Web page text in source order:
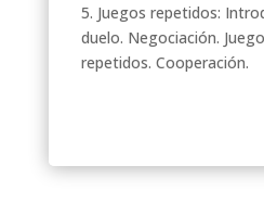
5. Juegos repetidos:
duelo. Negociación.
repetidos. Cooperación.